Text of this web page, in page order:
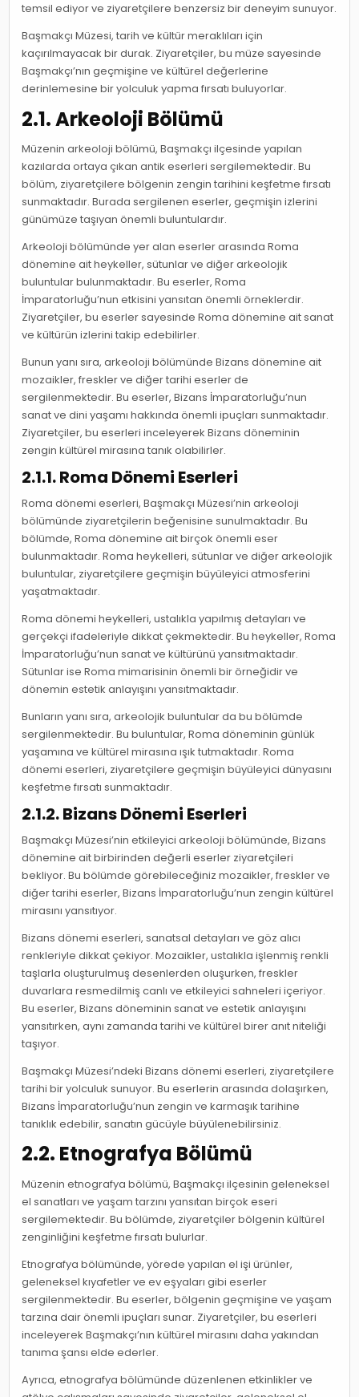
temsil ediyor ve ziyaretçilere benzersiz bir deneyim sunuyor.
Başmakçı Müzesi, tarih ve kültür meraklıları için
kaçırılmayacak bir durak. Ziyaretçiler, bu müze sayesinde
Başmakçı’nın geçmişine ve kültürel değerlerine
derinlemesine bir yolculuk yapma fırsatı buluyorlar.
2.1. Arkeoloji Bölümü
Müzenin arkeoloji bölümü, Başmakçı ilçesinde yapılan
kazılarda ortaya çıkan antik eserleri sergilemektedir. Bu
bölüm, ziyaretçilere bölgenin zengin tarihini keşfetme fırsatı
sunmaktadır. Burada sergilenen eserler, geçmişin izlerini
günümüze taşıyan önemli buluntulardır.
Arkeoloji bölümünde yer alan eserler arasında Roma
dönemine ait heykeller, sütunlar ve diğer arkeolojik
buluntular bulunmaktadır. Bu eserler, Roma
İmparatorluğu’nun etkisini yansıtan önemli örneklerdir.
Ziyaretçiler, bu eserler sayesinde Roma dönemine ait sanat
ve kültürün izlerini takip edebilirler.
Bunun yanı sıra, arkeoloji bölümünde Bizans dönemine ait
mozaikler, freskler ve diğer tarihi eserler de
sergilenmektedir. Bu eserler, Bizans İmparatorluğu’nun
sanat ve dini yaşamı hakkında önemli ipuçları sunmaktadır.
Ziyaretçiler, bu eserleri inceleyerek Bizans döneminin
zengin kültürel mirasına tanık olabilirler.
2.1.1. Roma Dönemi Eserleri
Roma dönemi eserleri, Başmakçı Müzesi’nin arkeoloji
bölümünde ziyaretçilerin beğenisine sunulmaktadır. Bu
bölümde, Roma dönemine ait birçok önemli eser
bulunmaktadır. Roma heykelleri, sütunlar ve diğer arkeolojik
buluntular, ziyaretçilere geçmişin büyüleyici atmosferini
yaşatmaktadır.
Roma dönemi heykelleri, ustalıkla yapılmış detayları ve
gerçekçi ifadeleriyle dikkat çekmektedir. Bu heykeller, Roma
İmparatorluğu’nun sanat ve kültürünü yansıtmaktadır.
Sütunlar ise Roma mimarisinin önemli bir örneğidir ve
dönemin estetik anlayışını yansıtmaktadır.
Bunların yanı sıra, arkeolojik buluntular da bu bölümde
sergilenmektedir. Bu buluntular, Roma döneminin günlük
yaşamına ve kültürel mirasına ışık tutmaktadır. Roma
dönemi eserleri, ziyaretçilere geçmişin büyüleyici dünyasını
keşfetme fırsatı sunmaktadır.
2.1.2. Bizans Dönemi Eserleri
Başmakçı Müzesi’nin etkileyici arkeoloji bölümünde, Bizans
dönemine ait birbirinden değerli eserler ziyaretçileri
bekliyor. Bu bölümde görebileceğiniz mozaikler, freskler ve
diğer tarihi eserler, Bizans İmparatorluğu’nun zengin kültürel
mirasını yansıtıyor.
Bizans dönemi eserleri, sanatsal detayları ve göz alıcı
renkleriyle dikkat çekiyor. Mozaikler, ustalıkla işlenmiş renkli
taşlarla oluşturulmuş desenlerden oluşurken, freskler
duvarlara resmedilmiş canlı ve etkileyici sahneleri içeriyor.
Bu eserler, Bizans döneminin sanat ve estetik anlayışını
yansıtırken, aynı zamanda tarihi ve kültürel birer anıt niteliği
taşıyor.
Başmakçı Müzesi’ndeki Bizans dönemi eserleri, ziyaretçilere
tarihi bir yolculuk sunuyor. Bu eserlerin arasında dolaşırken,
Bizans İmparatorluğu’nun zengin ve karmaşık tarihine
tanıklık edebilir, sanatın gücüyle büyülenebilirsiniz.
2.2. Etnografya Bölümü
Müzenin etnografya bölümü, Başmakçı ilçesinin geleneksel
el sanatları ve yaşam tarzını yansıtan birçok eseri
sergilemektedir. Bu bölümde, ziyaretçiler bölgenin kültürel
zenginliğini keşfetme fırsatı bulurlar.
Etnografya bölümünde, yörede yapılan el işi ürünler,
geleneksel kıyafetler ve ev eşyaları gibi eserler
sergilenmektedir. Bu eserler, bölgenin geçmişine ve yaşam
tarzına dair önemli ipuçları sunar. Ziyaretçiler, bu eserleri
inceleyerek Başmakçı’nın kültürel mirasını daha yakından
tanıma şansı elde ederler.
Ayrıca, etnografya bölümünde düzenlenen etkinlikler ve